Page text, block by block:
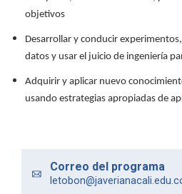
objetivos
Desarrollar y conducir
datos y usar el juicio de ingeniería
Adquirir y aplicar nuevo
usando estrategias apropiadas de
Correo del programa